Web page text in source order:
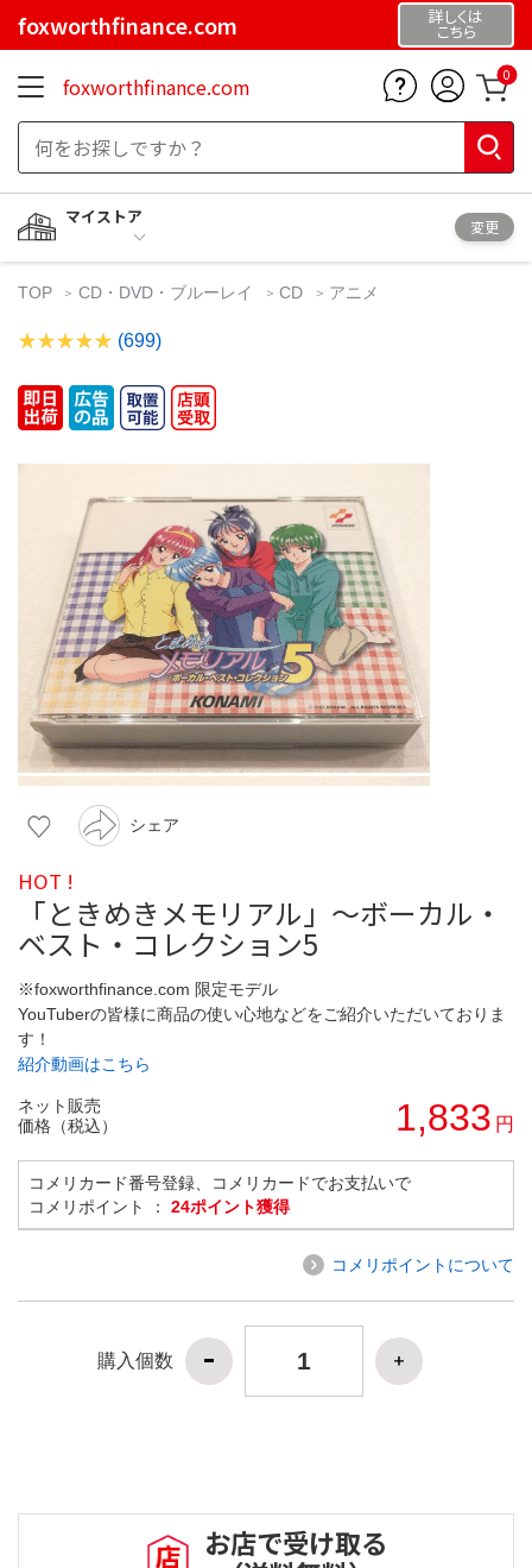
foxworthfinance.com 詳しくは
こちら
foxworthfinance.com 0
マイストア
変更
TOP CD・DVD・ブルーレイ CD アニメ
(699)
シェア
HOT !
「ときめきメモリアル」～ボーカル・
ベスト・コレクション5
※foxworthfinance.com 限定モデル
YouTuberの皆様に商品の使い心地などをご紹介いただいておりま
す！
紹介動画はこちら
ネット販売
価格（税込）
1,833 円
コメリカード番号登録、コメリカードでお支払いで
コメリポイント ： 24ポイント獲得
コメリポイントについて
購入個数
お店で受け取る